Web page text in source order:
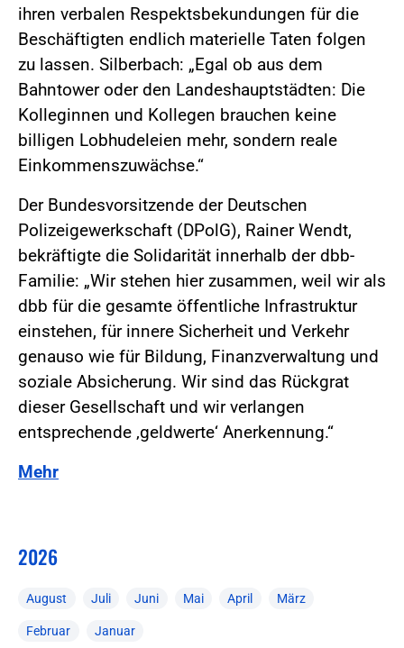
ihren verbalen Respektsbekundungen für die
Beschäftigten endlich materielle Taten folgen
zu lassen. Silberbach: „Egal ob aus dem
Bahntower oder den Landeshauptstädten: Die
Kolleginnen und Kollegen brauchen keine
billigen Lobhudeleien mehr, sondern reale
Einkommenszuwächse.“
Der Bundesvorsitzende der Deutschen
Polizeigewerkschaft (DPolG), Rainer Wendt,
bekräftigte die Solidarität innerhalb der dbb-
Familie: „Wir stehen hier zusammen, weil wir als
dbb für die gesamte öffentliche Infrastruktur
einstehen, für innere Sicherheit und Verkehr
genauso wie für Bildung, Finanzverwaltung und
soziale Absicherung. Wir sind das Rückgrat
dieser Gesellschaft und wir verlangen
entsprechende ‚geldwerte‘ Anerkennung.“
Mehr
2026
August Juli Juni Mai April März
Februar Januar